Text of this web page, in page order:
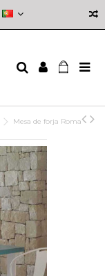
Mesa de forja Roma